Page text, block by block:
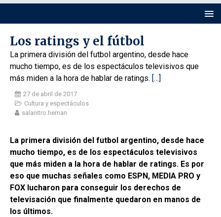
Los ratings y el fútbol
La primera división del futbol argentino, desde hace
mucho tiempo, es de los espectáculos televisivos que
más miden a la hora de hablar de ratings. […]
27 de abril de 2017
Cultura y espectáculos
salanitro.hernan
La primera división del futbol argentino, desde hace
mucho tiempo, es de los espectáculos televisivos
que más miden a la hora de hablar de ratings. Es por
eso que muchas señales como ESPN, MEDIA PRO y
FOX lucharon para conseguir los derechos de
televisación que finalmente quedaron en manos de
los últimos.